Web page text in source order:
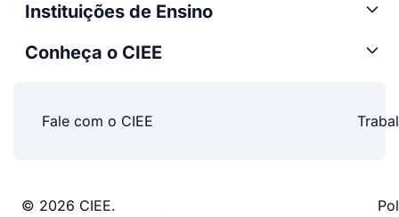
Instituições de Ensino
Conheça o CIEE
Fale com o CIEE
© 2026 CIEE.